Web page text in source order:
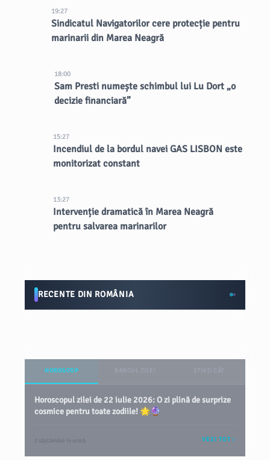
19:27
Sindicatul Navigatorilor cere protecție pentru
marinarii din Marea Neagră
18:00
Sam Presti numește schimbul lui Lu Dort „o
decizie financiară”
15:27
Incendiul de la bordul navei GAS LISBON este
monitorizat constant
13:27
Intervenție dramatică în Marea Neagră
pentru salvarea marinarilor
RECENTE DIN ROMÂNIA
HOROSCOP
Horoscopul zilei de 22 iulie 2026: O zi plină de surprize
cosmice pentru toate zodiile! 🌟🔮
2 săptămâni în urmă VEZI TOT